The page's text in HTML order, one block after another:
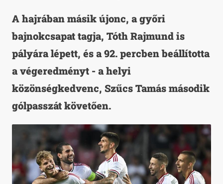
A hajrában másik újonc, a győri
bajnokcsapat tagja, Tóth Rajmund is
pályára lépett, és a 92. percben beállította
a végeredményt - a helyi
közönségkedvenc, Szűcs Tamás második
gólpasszát követően.